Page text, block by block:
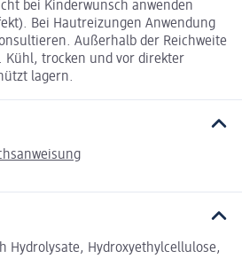
bei Kinderwunsch anwenden
Bei Hautreizungen Anwendung
Außerhalb der Reichweite
Kühl, trocken und vor direkter
lagern.
Hydrolysate, Hydroxyethylcellulose,